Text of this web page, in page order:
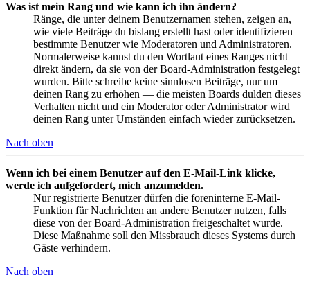
Was ist mein Rang und wie kann ich ihn ändern?
Ränge, die unter deinem Benutzernamen stehen, zeigen an,
wie viele Beiträge du bislang erstellt hast oder identifizieren
bestimmte Benutzer wie Moderatoren und Administratoren.
Normalerweise kannst du den Wortlaut eines Ranges nicht
direkt ändern, da sie von der Board-Administration festgelegt
wurden. Bitte schreibe keine sinnlosen Beiträge, nur um
deinen Rang zu erhöhen — die meisten Boards dulden dieses
Verhalten nicht und ein Moderator oder Administrator wird
deinen Rang unter Umständen einfach wieder zurücksetzen.
Nach oben
Wenn ich bei einem Benutzer auf den E-Mail-Link klicke,
werde ich aufgefordert, mich anzumelden.
Nur registrierte Benutzer dürfen die foreninterne E-Mail-
Funktion für Nachrichten an andere Benutzer nutzen, falls
diese von der Board-Administration freigeschaltet wurde.
Diese Maßnahme soll den Missbrauch dieses Systems durch
Gäste verhindern.
Nach oben